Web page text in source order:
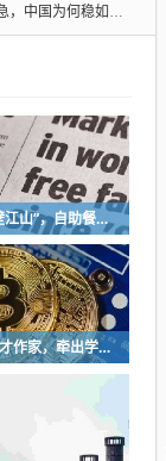
国为何稳如泰山？
承包商场“半壁江山”，自助餐为什么越开越多？
陡然跌落的天才作家，牵出学界一个惊人的造假联盟